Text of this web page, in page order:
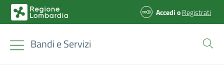
AccedioRegistrati
Bandi e Servizi